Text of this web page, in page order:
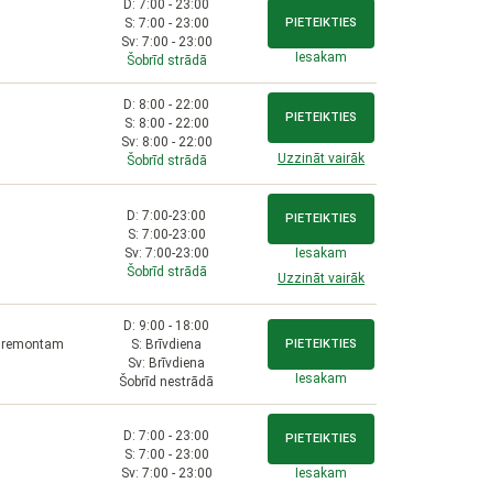
D: 7:00 - 23:00
S: 7:00 - 23:00
Sv: 7:00 - 23:00
Šobrīd strādā
PIETEIKTIES
Iesakam
D: 8:00 - 22:00
S: 8:00 - 22:00
Sv: 8:00 - 22:00
Šobrīd strādā
PIETEIKTIES
Uzzināt vairāk
D: 7:00-23:00
S: 7:00-23:00
Sv: 7:00-23:00
Šobrīd strādā
PIETEIKTIES
Iesakam
Uzzināt vairāk
D: 9:00 - 18:00
S: Brīvdiena
Sv: Brīvdiena
Šobrīd nestrādā
PIETEIKTIES
Iesakam
D: 7:00 - 23:00
S: 7:00 - 23:00
Sv: 7:00 - 23:00
PIETEIKTIES
Iesakam